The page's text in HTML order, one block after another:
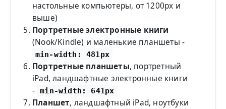
настольные компьютеры, от 1200px и
выше)
Портретные электронные книги
(Nook/Kindle) и маленькие планшеты -
min-width: 481px
Портретные планшеты, портретный
iPad, ландшафтные электронные книги
-
min-width: 641px
Планшет, ландшафтный iPad, ноутбуки